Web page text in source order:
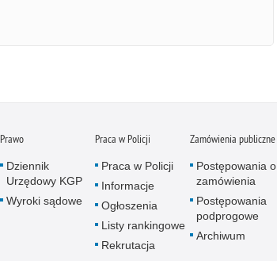
Prawo
Dziennik
Urzędowy KGP
Wyroki sądowe
Praca w Policji
Praca w Policji
Informacje
Ogłoszenia
Listy rankingowe
Rekrutacja
Zamówienia publiczne
Postępowania o
zamówienia
Postępowania
podprogowe
Archiwum